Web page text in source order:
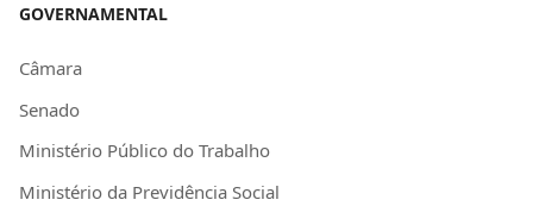
GOVERNAMENTAL
Câmara
Senado
Ministério Público do Trabalho
Ministério da Previdência Social